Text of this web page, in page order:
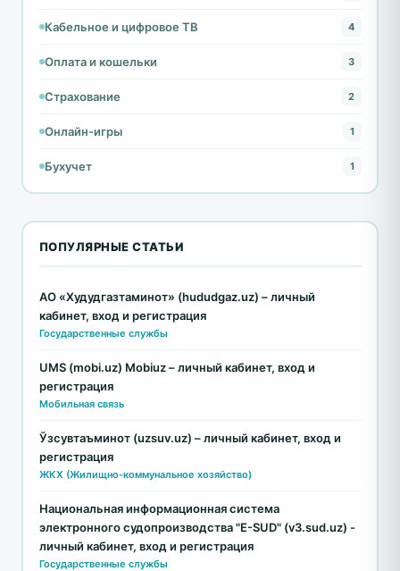
Кабельное и цифровое ТВ 4
Оплата и кошельки 3
Страхование 2
Онлайн-игры 1
Бухучет 1
ПОПУЛЯРНЫЕ СТАТЬИ
АО «Худудгазтаминот» (hududgaz.uz) – личный
кабинет, вход и регистрация
Государственные службы
UMS (mobi.uz) Mobiuz – личный кабинет, вход и
регистрация
Мобильная связь
Ўзсувтаъминот (uzsuv.uz) – личный кабинет, вход и
регистрация
ЖКХ (Жилищно-коммунальное хозяйство)
Национальная информационная система
электронного судопроизводства "E-SUD" (v3.sud.uz) -
личный кабинет, вход и регистрация
Государственные службы